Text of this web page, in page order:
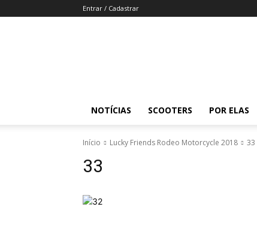
Entrar / Cadastrar
NOTÍCIAS SCOOTERS POR ELAS
Início Lucky Friends Rodeo Motorcycle 2018 33
33